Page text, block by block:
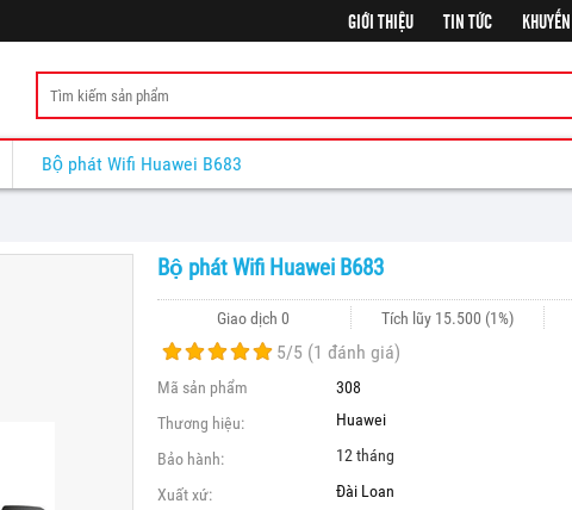
GIỚI THIỆU TIN TỨC
Bộ phát Wifi Huawei B683
Bộ phát Wifi Huawei B683
Giao dịch 0 Tích lũy 15.500 (1%)
5/5 (1 đánh giá)
Mã sản phẩm
308
Thương hiệu:
Huawei
Bảo hành: 12 tháng
Xuất xứ: Đài Loan